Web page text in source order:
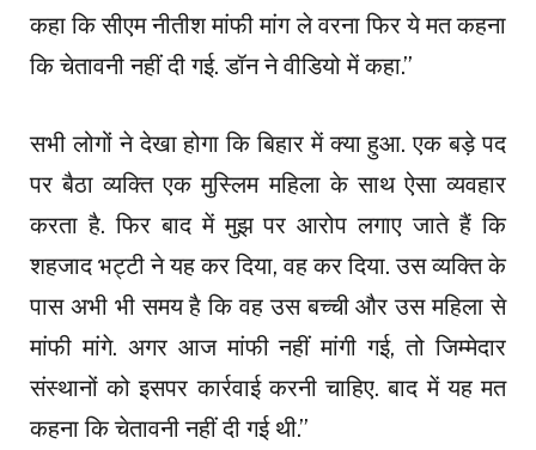
कहा कि सीएम नीतीश मांफी मांग ले वरना फिर ये मत कहना
कि चेतावनी नहीं दी गई. डॉन ने वीडियो में कहा.”
सभी लोगों ने देखा होगा कि बिहार में क्या हुआ. एक बड़े पद
पर बैठा व्यक्ति एक मुस्लिम महिला के साथ ऐसा व्यवहार
करता है. फिर बाद में मुझ पर आरोप लगाए जाते हैं कि
शहजाद भट्टी ने यह कर दिया, वह कर दिया. उस व्यक्ति के
पास अभी भी समय है कि वह उस बच्ची और उस महिला से
मांफी मांगे. अगर आज मांफी नहीं मांगी गई, तो जिम्मेदार
संस्थानों को इसपर कार्रवाई करनी चाहिए. बाद में यह मत
कहना कि चेतावनी नहीं दी गई थी.”